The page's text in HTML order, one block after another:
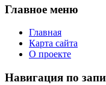
Главное меню
Главная
Карта сайта
О проекте
Навигация по